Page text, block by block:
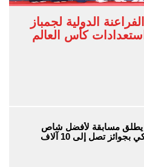
الدولية لجمباز
كأس العالم
مسابقة لأفضل شاص
كلاسيكي بجوائز تصل إلى 10 آلاف